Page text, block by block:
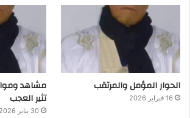
الحوار المؤمل والمرتقب
16 فبراير 2026
مشاهد
تثير العجب
30 يناير 2026